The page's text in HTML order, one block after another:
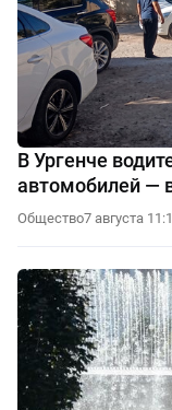
В Ургенче
автомобилей —
Общество7 августа